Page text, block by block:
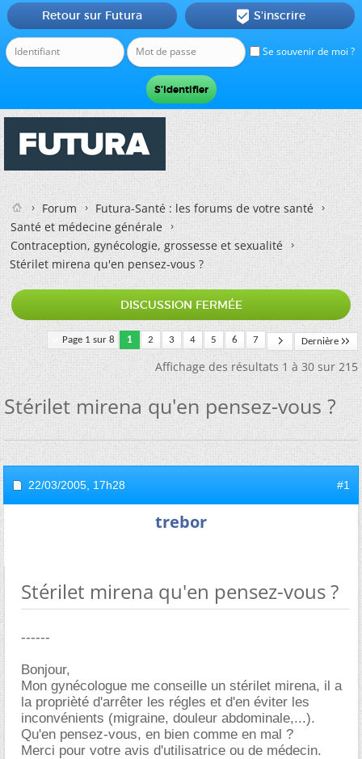
Se souvenir de moi ?
Retour sur Futura  S'inscrire
Forum
Futura-Santé : les forums de votre santé
Santé et médecine générale
Contraception, gynécologie, grossesse et sexualité
Stérilet mirena qu'en pensez-vous ?
DISCUSSION FERMÉE
Page 1 sur 8 1 2 3 4 5 6 7 Dernière
Affichage des résultats 1 à 30 sur 215
Stérilet mirena qu'en pensez-vous ?
22/03/2005, 17h28 #1
trebor
Stérilet mirena qu'en pensez-vous ?
------
Bonjour,
Mon gynécologue me conseille un stérilet mirena, il a
la proprièté d'arrêter les régles et d'en éviter les
inconvénients (migraine, douleur abdominale,...).
Qu'en pensez-vous, en bien comme en mal ?
Merci pour votre avis d'utilisatrice ou de médecin.